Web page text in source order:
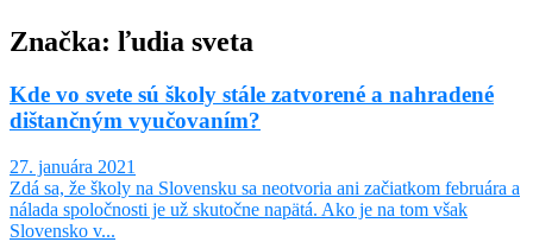
Značka: ľudia sveta
Kde vo svete sú školy stále zatvorené a nahradené
dištančným vyučovaním?
27. januára 2021
Zdá sa, že školy na Slovensku sa neotvoria ani začiatkom februára a
nálada spoločnosti je už skutočne napätá. Ako je na tom však
Slovensko v...